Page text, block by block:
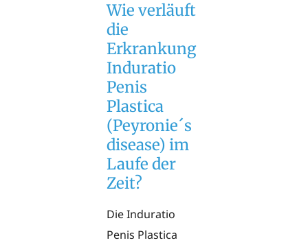
Wie verläuft
die
Erkrankung
Induratio
Penis
Plastica
(Peyronie´s
disease) im
Laufe der
Zeit?
Die Induratio
Penis Plastica